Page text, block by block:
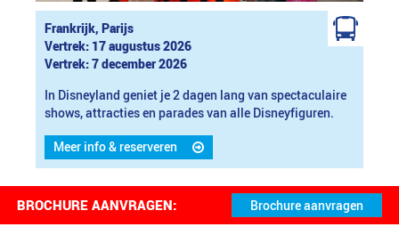
Frankrijk, Parijs
Vertrek: 17 augustus 2026
Vertrek: 7 december 2026
In Disneyland geniet je 2 dagen lang van spectaculaire
shows, attracties en parades van alle Disneyfiguren.
Meer info & reserveren
BROCHURE AANVRAGEN: